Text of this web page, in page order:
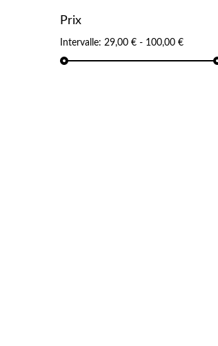
Prix
Intervalle: 29,00 € - 100,00 €